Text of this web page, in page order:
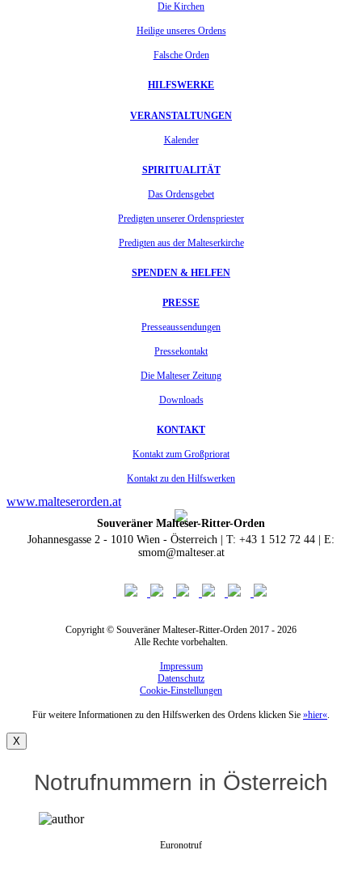
Die Kirchen
Heilige unseres Ordens
Falsche Orden
HILFSWERKE
VERANSTALTUNGEN
Kalender
SPIRITUALITÄT
Das Ordensgebet
Predigten unserer Ordenspriester
Predigten aus der Malteserkirche
SPENDEN & HELFEN
PRESSE
Presseaussendungen
Pressekontakt
Die Malteser Zeitung
Downloads
KONTAKT
Kontakt zum Großpriorat
Kontakt zu den Hilfswerken
www.malteserorden.at
Souveräner Malteser-Ritter-Orden
Johannesgasse 2 - 1010 Wien - Österreich | T: +43 1 512 72 44 | E:
smom@malteser.at
Copyright © Souveräner Malteser-Ritter-Orden 2017 - 2026
Alle Rechte vorbehalten.
Impressum
Datenschutz
Cookie-Einstellungen
Für weitere Informationen zu den Hilfswerken des Ordens klicken Sie »hier«
X
Notrufnummern in Österreich
Euronotruf